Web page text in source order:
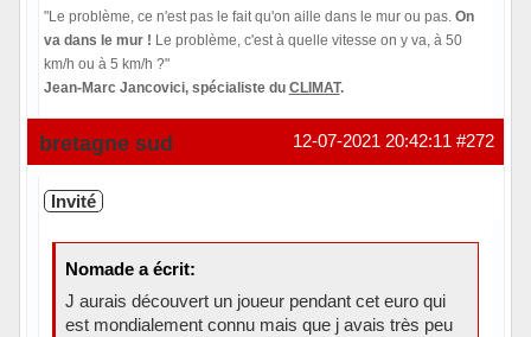
"Le problème, ce n'est pas le fait qu'on aille dans le mur ou pas. On
va dans le mur ! Le problème, c'est à quelle vitesse on y va, à 50
km/h ou à 5 km/h ?"
Jean-Marc Jancovici, spécialiste du CLIMAT.
Hors ligne #272
12-07-2021 20:42:11
bretagne sud
Invité
Nomade a écrit:
J aurais découvert un joueur pendant cet euro qui
est mondialement connu mais que j avais très peu